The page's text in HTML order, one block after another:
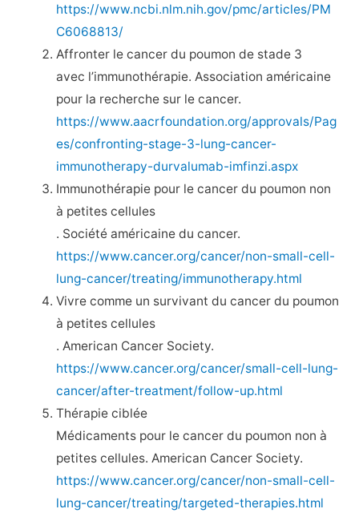
https://www.ncbi.nlm.nih.gov/pmc/articles/PM
C6068813/
Affronter le cancer du poumon de stade 3
avec l’immunothérapie. Association américaine
pour la recherche sur le cancer.
https://www.aacrfoundation.org/approvals/Pag
es/confronting-stage-3-lung-cancer-
immunotherapy-durvalumab-imfinzi.aspx
Immunothérapie pour le cancer du poumon non
à petites cellules
. Société américaine du cancer.
https://www.cancer.org/cancer/non-small-cell-
lung-cancer/treating/immunotherapy.html
Vivre comme un survivant du cancer du poumon
à petites cellules
. American Cancer Society.
https://www.cancer.org/cancer/small-cell-lung-
cancer/after-treatment/follow-up.html
Thérapie ciblée
Médicaments pour le cancer du poumon non à
petites cellules. American Cancer Society.
https://www.cancer.org/cancer/non-small-cell-
lung-cancer/treating/targeted-therapies.html